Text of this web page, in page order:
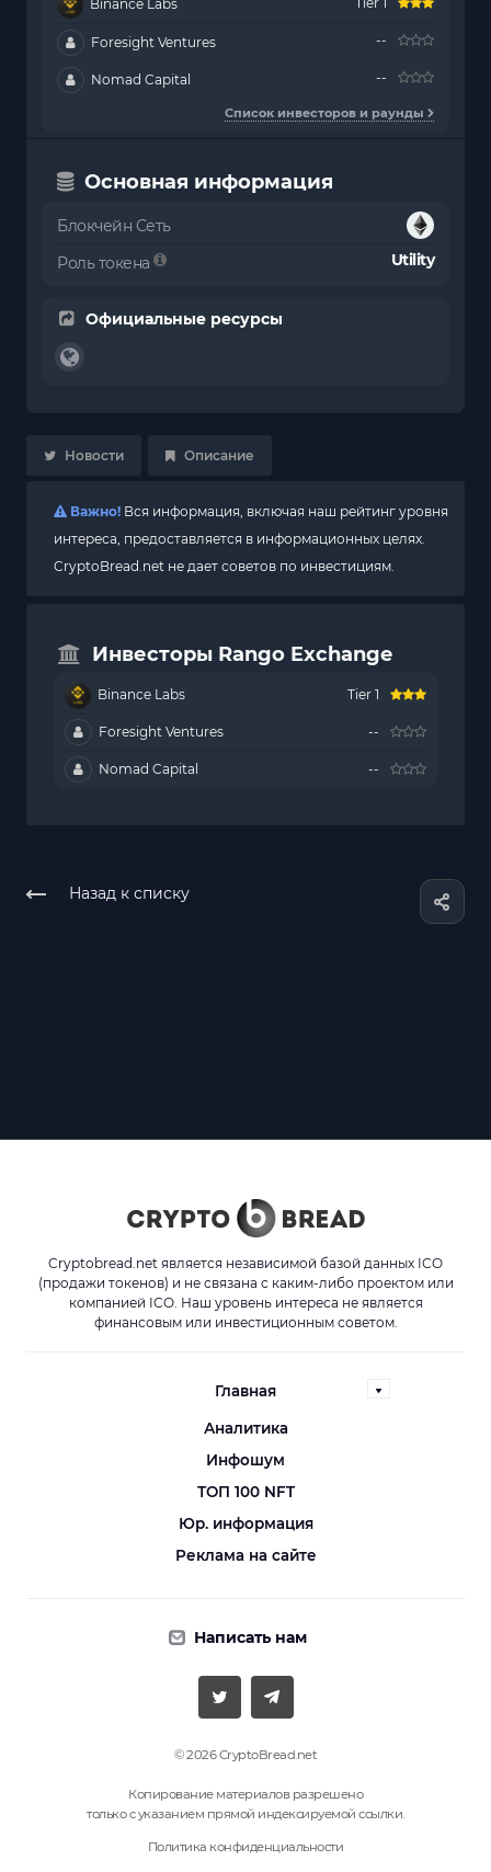
Binance Labs
Foresight Ventures --
Nomad Capital --
Список инвесторов и раунды
Основная информация
Блокчейн Сеть
Роль токена
Utility
Официальные ресурсы
Новости Описание
Важно! Вся информация, включая наш рейтинг уровня
интереса, предоставляется в информационных целях.
CryptoBread.net не дает советов по инвестициям.
Инвесторы Rango Exchange
Binance Labs Tier 1
Foresight Ventures --
Nomad Capital --
Назад к списку
Cryptobread.net является независимой базой данных ICO
(продажи токенов) и не связана с каким-либо проектом или
компанией ICO. Наш уровень интереса не является
финансовым или инвестиционным советом.
Главная
Аналитика
Инфошум
ТОП 100 NFT
Юр. информация
Реклама на сайте
Написать нам
© 2026 CryptoBread.net
Копирование материалов разрешено
только с указанием прямой индексируемой ссылки.
Политика конфиденциальности